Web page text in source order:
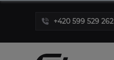
+420 599 529 262